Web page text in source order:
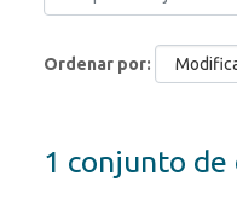
Ordenar por
1 conjunto de